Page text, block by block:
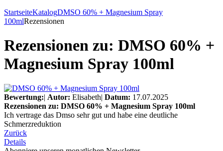
StartseiteKatalogDMSO 60% + Magnesium Spray
100mlRezensionen
Rezensionen zu: DMSO 60% +
Magnesium Spray 100ml
Bewertung:| Autor: Elisabeth| Datum: 17.07.2025
Rezensionen zu: DMSO 60% + Magnesium Spray 100ml
Ich vertrage das Dmso sehr gut und habe eine deutliche
Schmerzreduktion
Zurück
Details